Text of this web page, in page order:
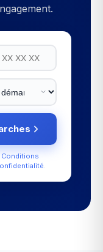
Conditions
.